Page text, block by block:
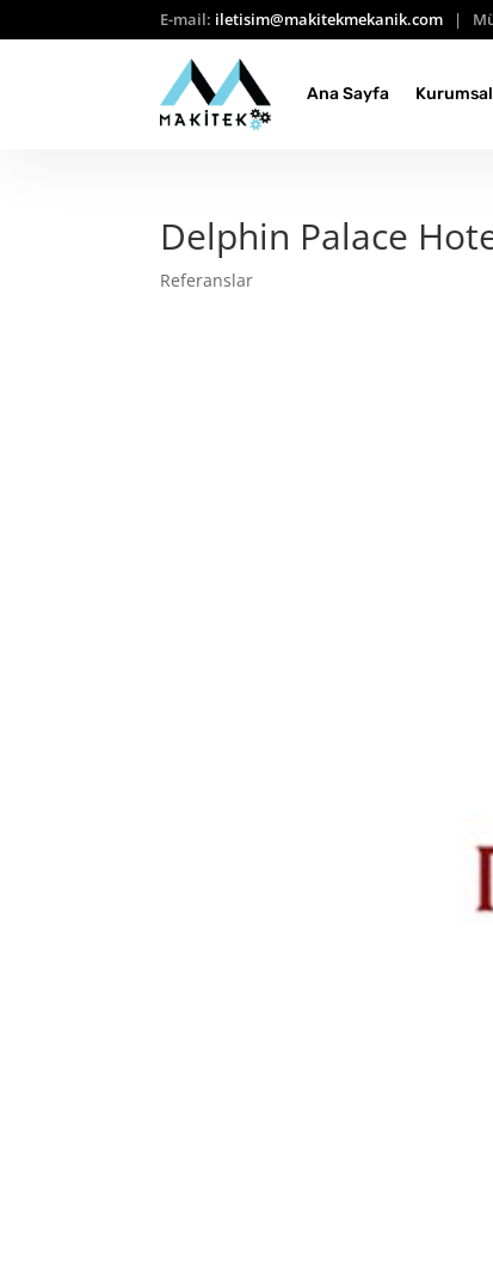
E-mail: iletisim@makitekmekanik.com |
Ana Sayfa Kurumsal
Delphin Palace
Referanslar